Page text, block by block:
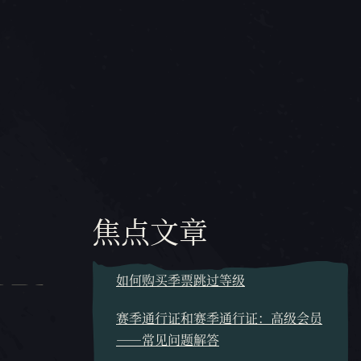
焦点文章
如何购买季票跳过等级
赛季通行证和赛季通行证：高级会员
——常见问题解答